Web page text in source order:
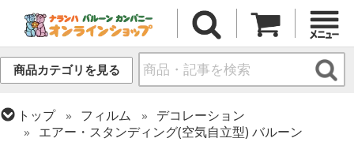
商品カテゴリを見る
トップ フィルム
デコレーション
エアー・スタンディング(空気自立型) バルーン